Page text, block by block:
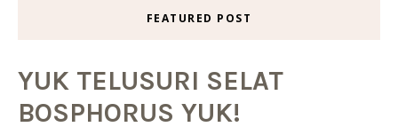
FEATURED POST
YUK TELUSURI SELAT
BOSPHORUS YUK!